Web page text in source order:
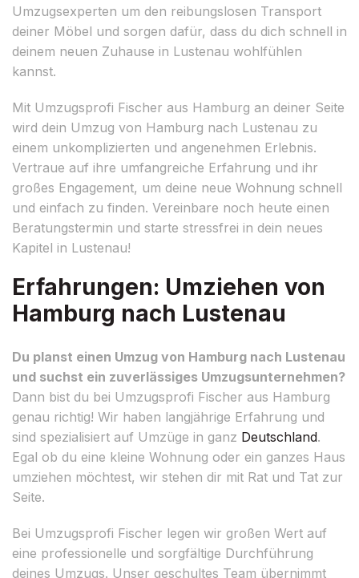
Umzugsexperten um den reibungslosen Transport
deiner Möbel und sorgen dafür, dass du dich schnell in
deinem neuen Zuhause in Lustenau wohlfühlen
kannst.
Mit Umzugsprofi Fischer aus Hamburg an deiner Seite
wird dein Umzug von Hamburg nach Lustenau zu
einem unkomplizierten und angenehmen Erlebnis.
Vertraue auf ihre umfangreiche Erfahrung und ihr
großes Engagement, um deine neue Wohnung schnell
und einfach zu finden. Vereinbare noch heute einen
Beratungstermin und starte stressfrei in dein neues
Kapitel in Lustenau!
Erfahrungen: Umziehen von
Hamburg nach Lustenau
Du planst einen Umzug von Hamburg nach Lustenau
und suchst ein zuverlässiges Umzugsunternehmen?
Dann bist du bei Umzugsprofi Fischer aus Hamburg
genau richtig! Wir haben langjährige Erfahrung und
sind spezialisiert auf Umzüge in ganz Deutschland.
Egal ob du eine kleine Wohnung oder ein ganzes Haus
umziehen möchtest, wir stehen dir mit Rat und Tat zur
Seite.
Bei Umzugsprofi Fischer legen wir großen Wert auf
eine professionelle und sorgfältige Durchführung
deines Umzugs. Unser geschultes Team übernimmt